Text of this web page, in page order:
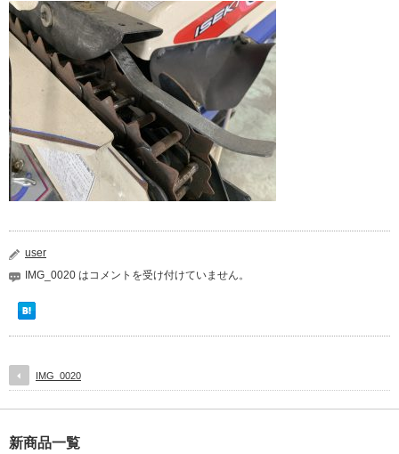
user
IMG_0020 はコメントを受け付けていません。
IMG_0020
新商品一覧